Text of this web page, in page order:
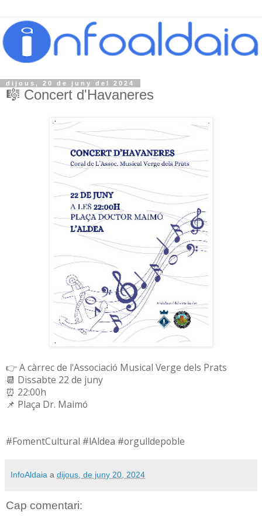
dijous, 20 de juny del 2024
🎼 Concert d'Havaneres
👉 A càrrec de l'Associació Musical Verge dels Prats
📆 Dissabte 22 de juny
⏰ 22:00h
📌 Plaça Dr. Maimó
#FomentCultural #lAldea #orgulldepoble
InfoAldaia a dijous, de juny 20, 2024
Cap comentari: